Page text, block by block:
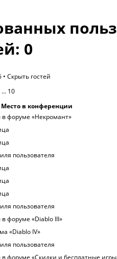
0
• Скрыть гостей
... 10
Место в конференции
форуме «Некромант»
пользователя
пользователя
форуме «Diablo III»
«Diablo IV»
пользователя
форуме «Скидки и бесплатные